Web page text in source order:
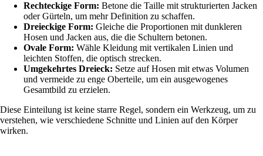
Rechteckige Form: Betone die Taille mit strukturierten Jacken
oder Gürteln, um mehr Definition zu schaffen.
Dreieckige Form: Gleiche die Proportionen mit dunkleren
Hosen und Jacken aus, die die Schultern betonen.
Ovale Form: Wähle Kleidung mit vertikalen Linien und
leichten Stoffen, die optisch strecken.
Umgekehrtes Dreieck: Setze auf Hosen mit etwas Volumen
und vermeide zu enge Oberteile, um ein ausgewogenes
Gesamtbild zu erzielen.
Diese Einteilung ist keine starre Regel, sondern ein Werkzeug, um zu
verstehen, wie verschiedene Schnitte und Linien auf den Körper
wirken.